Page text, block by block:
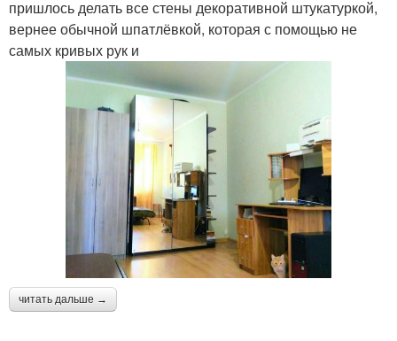
пришлось делать все стены декоративной штукатуркой,
вернее обычной шпатлёвкой, которая с помощью не
самых кривых рук и
читать дальше →